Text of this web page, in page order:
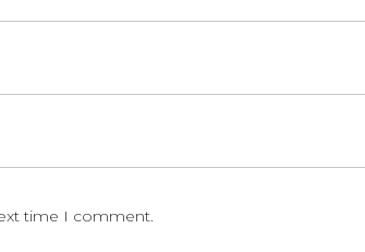
time I comment.